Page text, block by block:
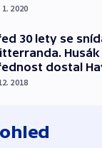
1. 2020
30 lety se
dostal
2018